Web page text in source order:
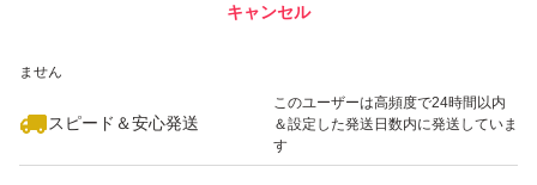
ステッチ
家庭用ミシン
ません
スピード＆安心発送
このユーザーは高頻度で24時間以内
＆設定した発送日数内に発送していま
す
キャンセル